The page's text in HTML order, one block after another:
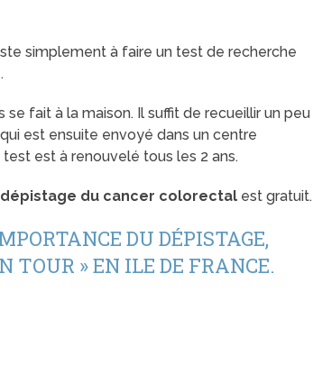
simplement à faire un test de recherche
fait à la maison. Il suffit de recueillir un peu
est ensuite envoyé dans un centre
est à renouvelé tous les 2 ans.
dépistage du cancer colorectal est gratuit.
DU DÉPISTAGE,
TOUR » EN ILE DE FRANCE.